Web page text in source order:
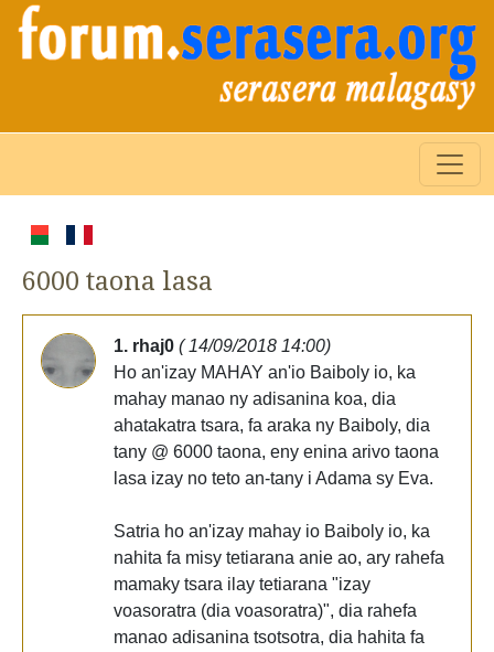
6000 taona lasa
1. rhaj0 ( 14/09/2018 14:00)
Ho an'izay MAHAY an'io Baiboly io, ka
mahay manao ny adisanina koa, dia
ahatakatra tsara, fa araka ny Baiboly, dia
tany @ 6000 taona, eny enina arivo taona
lasa izay no teto an-tany i Adama sy Eva.
Satria ho an'izay mahay io Baiboly io, ka
nahita fa misy tetiarana anie ao, ary rahefa
mamaky tsara ilay tetiarana "izay
voasoratra (dia voasoratra)", dia rahefa
manao adisanina tsotsotra, dia hahita fa